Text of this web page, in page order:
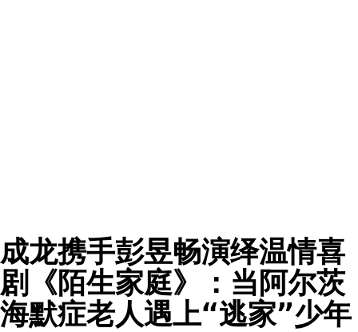
成龙携手彭昱畅演绎温情喜
剧《陌生家庭》：当阿尔茨
海默症老人遇上“逃家”少年